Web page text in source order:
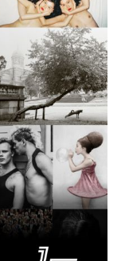
Suche
E-Mail
EN